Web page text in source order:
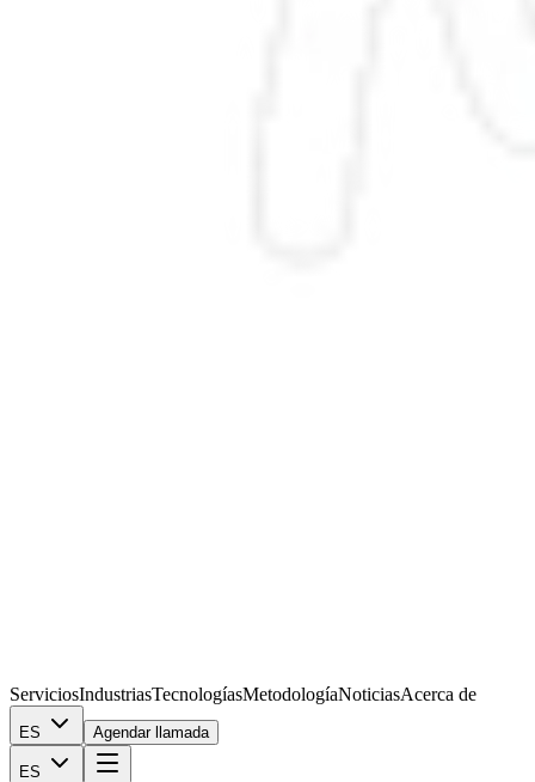
ServiciosIndustriasTecnologíasMetodologíaNoticiasAcerca de
ES Agendar llamada
ES